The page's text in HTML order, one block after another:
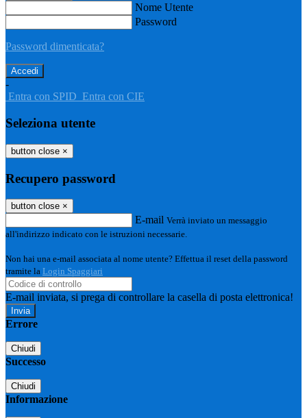
Nome Utente
Password
Password dimenticata?
-
Entra con SPID Entra con CIE
Seleziona utente
button close ×
Recupero password
button close ×
E-mail Verrà inviato un messaggio
all'indirizzo indicato con le istruzioni necessarie.
Non hai una e-mail associata al nome utente? Effettua il reset della password
tramite la Login Spaggiari
E-mail inviata, si prega di controllare la casella di posta elettronica!
Errore
Chiudi
Successo
Chiudi
Informazione